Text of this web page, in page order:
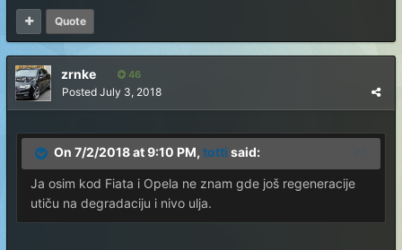
Quote
zrnke 46
Posted July 3, 2018
On 7/2/2018 at 9:10 PM, totti said:
Ja osim kod Fiata i Opela ne znam gde još regeneracije
utiču na degradaciju i nivo ulja.